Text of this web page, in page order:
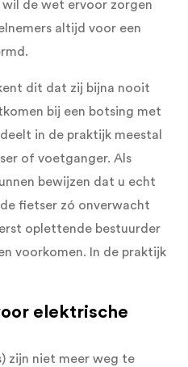
wil de wet ervoor zorgen
altijd voor een
dit dat zij bijna nooit
bij een botsing met
in de praktijk meestal
of voetganger. Als
bewijzen dat u echt
fietser zó onverwacht
oplettende bestuurder
voorkomen. In de praktijk
elektrische
zijn niet meer weg te